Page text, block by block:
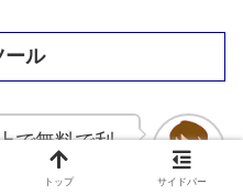
ール
で無料で利
スから始め
トップ サイドバー